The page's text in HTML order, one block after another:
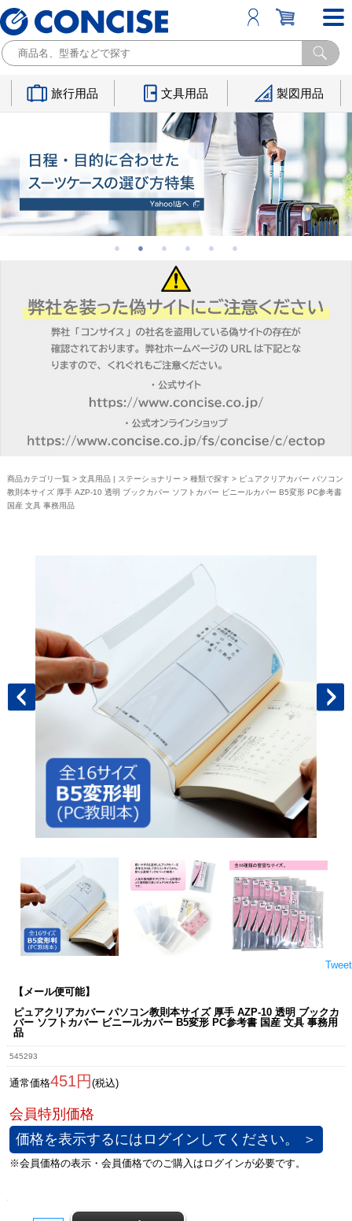
旅行用品 文具用品 製図用品
商品カテゴリ一覧 > 文具用品 | ステーショナリー > 種類で探す> ピュアクリアカバー パソコン
教則本サイズ 厚手 AZP-10 透明 ブックカバー ソフトカバー ビニールカバー B5変形 PC参考書
国産 文具 事務用品
Tweet
【メール便可能】
ピュアクリアカバー パソコン教則本サイズ 厚手 AZP-10 透明 ブックカ
バー ソフトカバー ビニールカバー B5変形 PC参考書 国産 文具 事務用
品
545293
通常価格451円 (税込)
価格を表示するにはログインしてください。 ＞